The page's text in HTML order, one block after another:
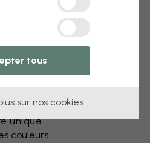
peint
peut modifier n’importe
unique.
couleurs
tous
sur nos cookies